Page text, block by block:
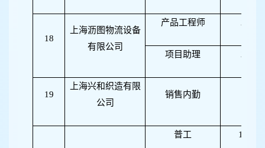
18
上海沥图物流设备
有限公司
产品工程师 2
项目助理 2
19
上海兴和织造有限
公司
销售内勤
普工 10